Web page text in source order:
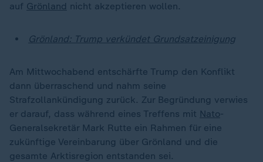
auf Grönland nicht akzeptieren wollen.
Grönland: Trump verkündet Grundsatzeinigung
Am Mittwochabend entschärfte Trump den Konflikt
dann überraschend und nahm seine
Strafzollankündigung zurück. Zur Begründung verwies
er darauf, dass während eines Treffens mit Nato-
Generalsekretär Mark Rutte ein Rahmen für eine
zukünftige Vereinbarung über Grönland und die
gesamte Arktisregion entstanden sei.